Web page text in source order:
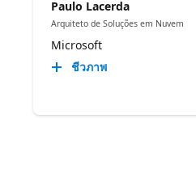
Paulo Lacerda
Arquiteto de Soluções em Nuvem
Microsoft
ชีวภาพ